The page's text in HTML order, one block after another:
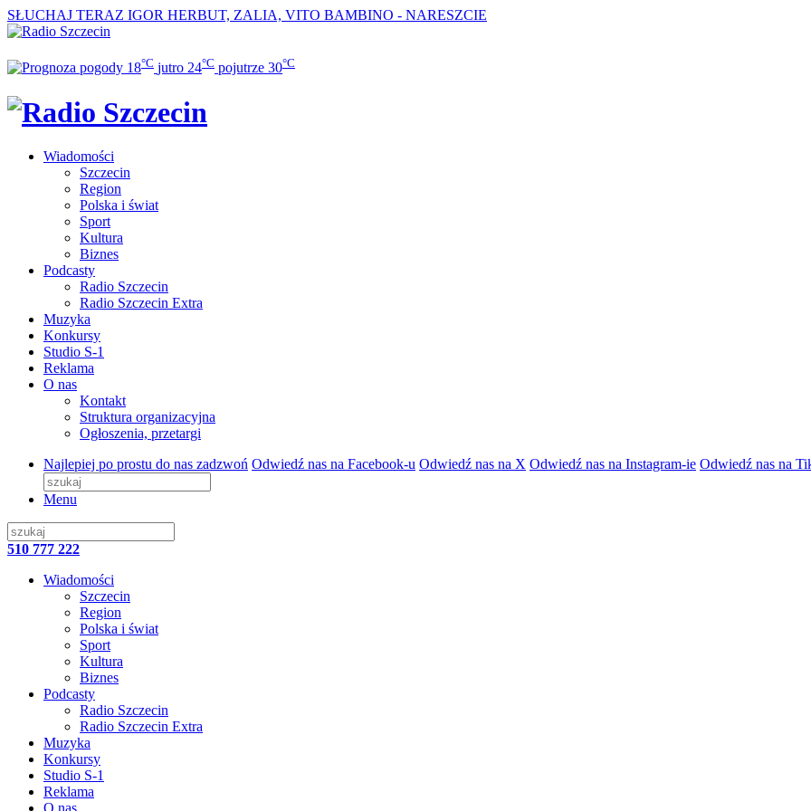
SŁUCHAJ TERAZ IGOR HERBUT, ZALIA, VITO BAMBINO - NARESZCIE
18°C jutro 24°C pojutrze 30°C
Wiadomości
Szczecin
Region
Polska i świat
Sport
Kultura
Biznes
Podcasty
Radio Szczecin
Radio Szczecin Extra
Muzyka
Konkursy
Studio S-1
Reklama
O nas
Kontakt
Struktura organizacyjna
Ogłoszenia, przetargi
Najlepiej po prostu do nas zadzwoń Odwiedź nas na Facebook-u Odwiedź nas na X Odwiedź nas na Instagram-ie Odwiedź nas na
Menu
510 777 222
Wiadomości
Szczecin
Region
Polska i świat
Sport
Kultura
Biznes
Podcasty
Radio Szczecin
Radio Szczecin Extra
Muzyka
Konkursy
Studio S-1
Reklama